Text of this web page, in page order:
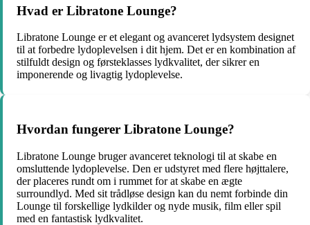
Hvad er Libratone Lounge?
Libratone Lounge er et elegant og avanceret lydsystem designet
til at forbedre lydoplevelsen i dit hjem. Det er en kombination af
stilfuldt design og førsteklasses lydkvalitet, der sikrer en
imponerende og livagtig lydoplevelse.
Hvordan fungerer Libratone Lounge?
Libratone Lounge bruger avanceret teknologi til at skabe en
omsluttende lydoplevelse. Den er udstyret med flere højttalere,
der placeres rundt om i rummet for at skabe en ægte
surroundlyd. Med sit trådløse design kan du nemt forbinde din
Lounge til forskellige lydkilder og nyde musik, film eller spil
med en fantastisk lydkvalitet.